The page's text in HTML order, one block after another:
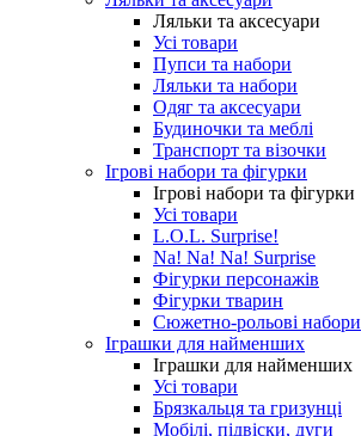
Ляльки та аксесуари
Усі товари
Пупси та набори
Ляльки та набори
Одяг та аксесуари
Будиночки та меблі
Транспорт та візочки
Ігрові набори та фігурки
Ігрові набори та фігурки
Усі товари
L.O.L. Surprise!
Na! Na! Na! Surprise
Фігурки персонажів
Фігурки тварин
Сюжетно-рольові набори
Іграшки для найменших
Іграшки для найменших
Усі товари
Брязкальця та гризунці
Мобілі, підвіски, дуги